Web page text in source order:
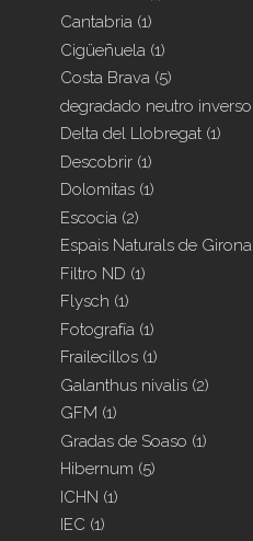
Cantabria (1)
Cigüeñuela (1)
Costa Brava (5)
degradado neutro inverso
Delta del Llobregat (1)
Descobrir (1)
Dolomitas (1)
Escocia (2)
Espais Naturals de Girona
Filtro ND (1)
Flysch (1)
Fotografía (1)
Frailecillos (1)
Galanthus nivalis (2)
GFM (1)
Gradas de Soaso (1)
Hibernum (5)
ICHN (1)
IEC (1)